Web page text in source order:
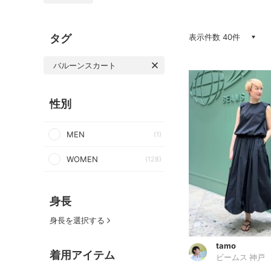
タグ
バルーンスカート
性別
MEN (1)
WOMEN (128)
身長
身長を選択する
着用アイテム
表示件数 40件
tamo
ビームス 神戸